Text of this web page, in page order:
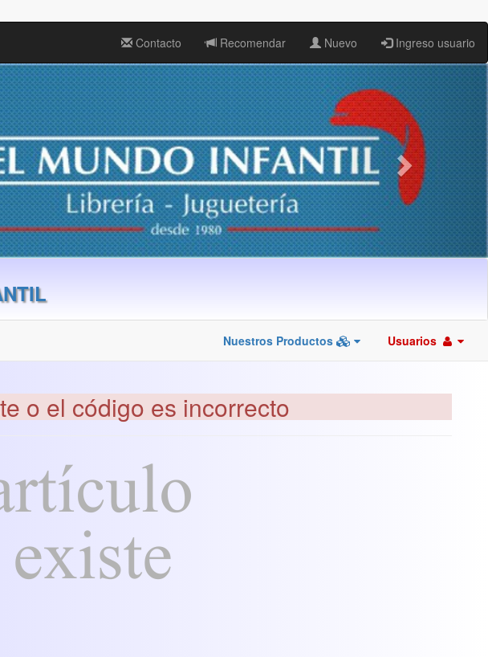
Contacto Recomendar Nuevo Ingreso usuario
Nuestros Productos Usuarios
o el código es incorrecto